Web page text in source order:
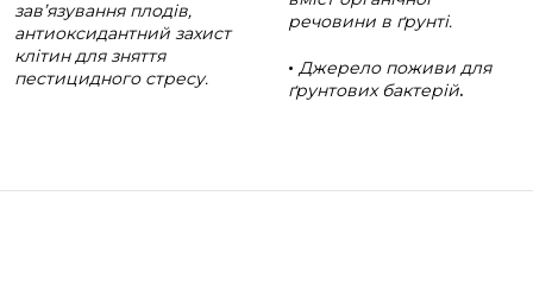
зав’язування плодів,
антиоксидантний захист
клітин для зняття
пестицидного стресу.
речовини в ґрунті.
• Джерело поживи для
ґрунтових бактерій.